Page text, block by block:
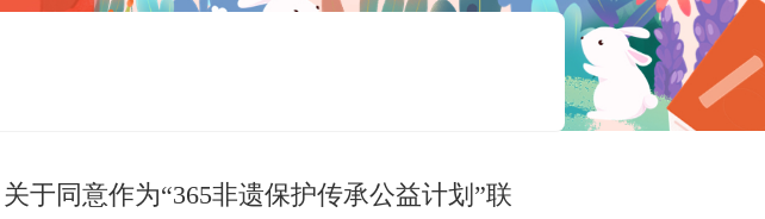
关于同意作为“365非遗保护传承公益计划”联